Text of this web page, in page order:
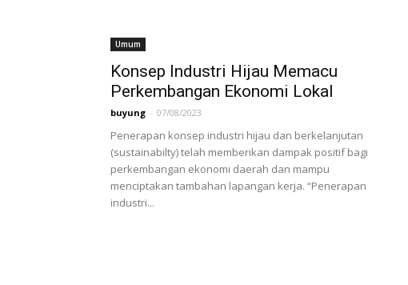
Umum
Konsep Industri Hijau Memacu
Perkembangan Ekonomi Lokal
buyung - 07/08/2023
Penerapan konsep industri hijau dan berkelanjutan
(sustainabilty) telah memberikan dampak positif bagi
perkembangan ekonomi daerah dan mampu
menciptakan tambahan lapangan kerja. “Penerapan
industri...